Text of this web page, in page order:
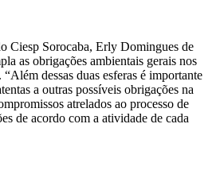
Ciesp Sorocaba, Erly Domingues de
as obrigações ambientais gerais nos
dessas duas esferas é importante
a outras possíveis obrigações na
atrelados ao processo de
de acordo com a atividade de cada